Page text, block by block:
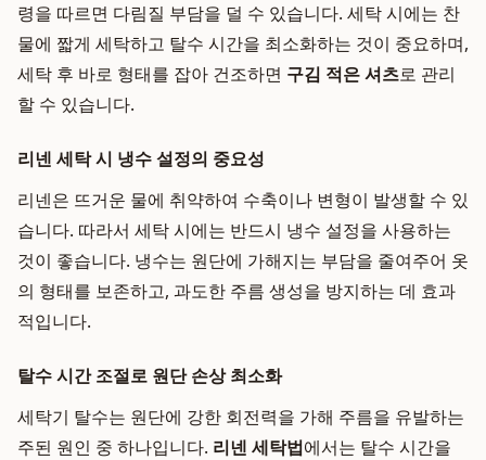
령을 따르면 다림질 부담을 덜 수 있습니다. 세탁 시에는 찬
물에 짧게 세탁하고 탈수 시간을 최소화하는 것이 중요하며,
세탁 후 바로 형태를 잡아 건조하면 구김 적은 셔츠로 관리
할 수 있습니다.
리넨 세탁 시 냉수 설정의 중요성
리넨은 뜨거운 물에 취약하여 수축이나 변형이 발생할 수 있
습니다. 따라서 세탁 시에는 반드시 냉수 설정을 사용하는
것이 좋습니다. 냉수는 원단에 가해지는 부담을 줄여주어 옷
의 형태를 보존하고, 과도한 주름 생성을 방지하는 데 효과
적입니다.
탈수 시간 조절로 원단 손상 최소화
세탁기 탈수는 원단에 강한 회전력을 가해 주름을 유발하는
주된 원인 중 하나입니다. 리넨 세탁법에서는 탈수 시간을